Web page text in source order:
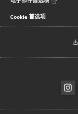
Cookie 首选项